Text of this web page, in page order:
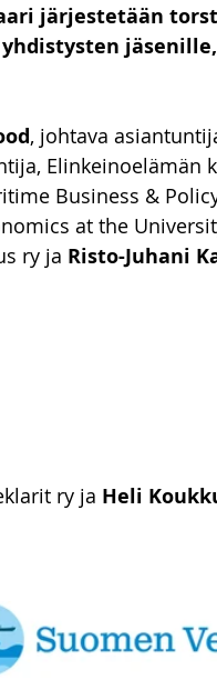
järjestetään
, johtava
Elinkeinoelämän
Business &
at the
ry ja Risto-Juhani
ry ja Heli